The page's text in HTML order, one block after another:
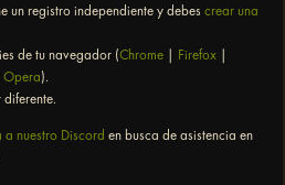
un registro independiente y debes crear una
de tu navegador (Chrome | Firefox |
Opera).
a nuestro Discord en busca de asistencia en